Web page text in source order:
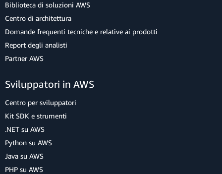
Biblioteca di soluzioni AWS
Centro di architettura
Domande frequenti tecniche e relative ai prodotti
Report degli analisti
Partner AWS
Sviluppatori in AWS
Centro per sviluppatori
Kit SDK e strumenti
.NET su AWS
Python su AWS
Java su AWS
PHP su AWS